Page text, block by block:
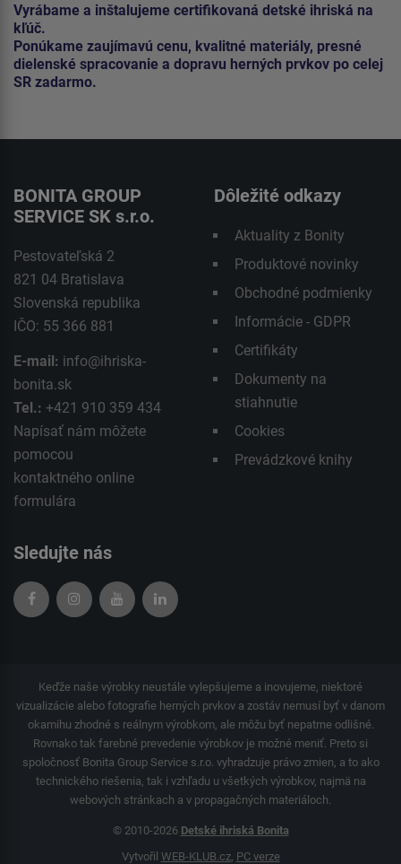
Vyrábame a inštalujeme certifikovaná detské ihriská na
kľúč.
Ponúkame zaujímavú cenu, kvalitné materiály, presné
dielenské spracovanie a dopravu herných prvkov po celej
SR zadarmo.
BONITA GROUP
SERVICE SK s.r.o.
Pestovateľská 2
821 04 Bratislava
Slovenská republika
IČO: 55 366 881
E-mail: info@ihriska-
bonita.sk
Tel.: +421 910 359 434
Napísať nám môžete
pomocou
kontaktného online
formulára
Dôležité odkazy
Aktuality z Bonity
Produktové novinky
Obchodné podmienky
Informácie - GDPR
Certifikáty
Dokumenty na
stiahnutie
Cookies
Prevádzkové knihy
Sledujte nás
Keďže naše výrobky neustále vylepšujeme a inovujeme, niektoré
vizualizácie alebo fotografie herných prvkov a zostáv nemusí byť v danom
okamihu zhodné s reálnym výrobkom, ale môžu byť nepatrne odlišné.
Rovnako tak farebné prevedenie výrobkov je možné meniť. Preto si
spoločnosť Bonita Group Service s.r.o. vyhradzuje právo zmien, a to ako
technického riešenia, tak i vzhľadu u všetkých výrobkov, najmä na
webových stránkach a v propagačných materiáloch.
© 2010-2026 Detské ihriská Bonita
Vytvořil WEB-KLUB.cz, PC verze